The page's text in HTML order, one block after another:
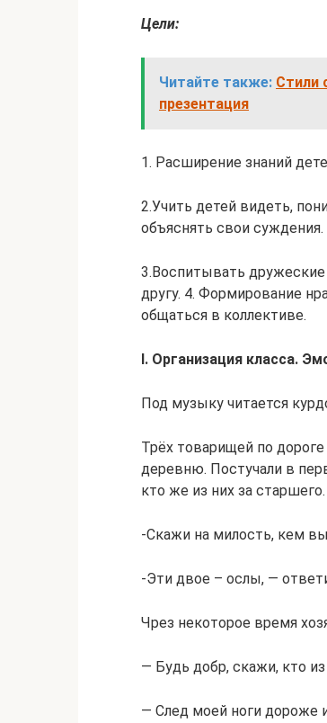
Цели:
Читайте также: Стили
презентация
1. Расширение знаний
2.Учить детей видеть,
объяснять свои
3.Воспитывать
другу. 4. Формирование
общаться в коллективе.
I. Организация класса.
Под музыку читается
Трёх товарищей по
деревню. Постучали в
кто же из них за
-Скажи на милость, кем
-Эти двое – ослы, —
Чрез некоторое время
— Будь добр, скажи, кто
— След моей ноги дороже